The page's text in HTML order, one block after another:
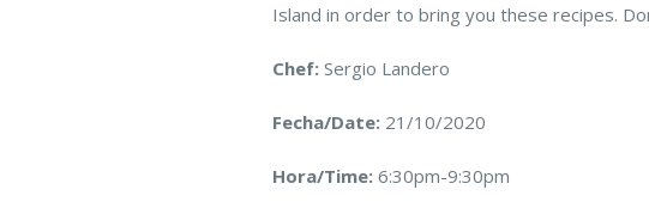
Island in order to bring you these recipes.
Chef: Sergio Landero
Fecha/Date: 21/10/2020
Hora/Time: 6:30pm-9:30pm